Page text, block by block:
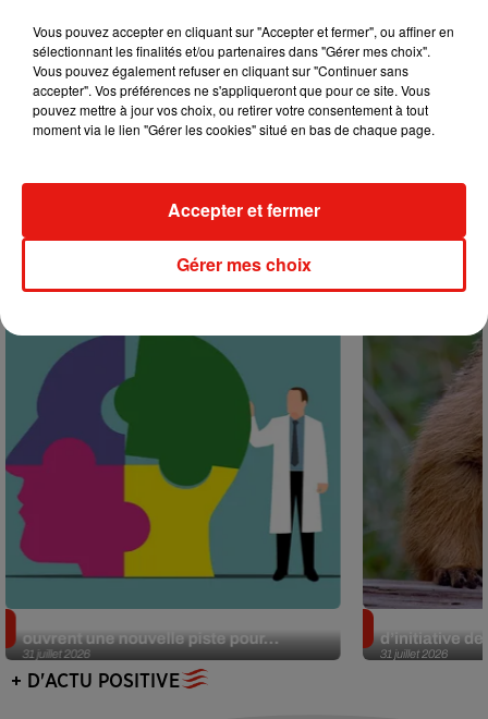
4 août 2026
Tiny Desk invite Charlie Puth pour une
live session solaire
31 juillet 2026
ouvrent une nouvelle piste pour...
31 juillet 2026
d’initiative
+ D'ACTU POSITIVE
Vous pouvez accepter en cliquant sur "Accepter et fermer", ou affiner en
sélectionnant les finalités et/ou partenaires dans "Gérer mes choix".
Vous pouvez également refuser en cliquant sur "Continuer sans
accepter". Vos préférences ne s'appliqueront que pour ce site. Vous
pouvez mettre à jour vos choix, ou retirer votre consentement à tout
moment via le lien "Gérer les cookies" situé en bas de chaque page.
Gérer mes choix
Accepter et fermer